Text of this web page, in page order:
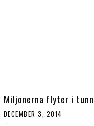
Miljonerna flyter i
DECEMBER 3, 2014